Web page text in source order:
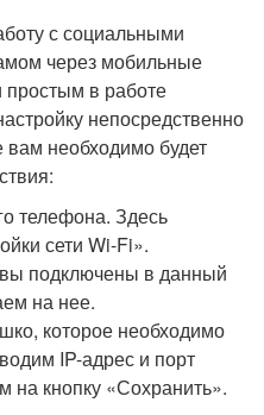
с социальными
через мобильные
в работе
непосредственно
необходимо будет
телефона. Здесь
сети Wi-Fi».
подключены в данный
на нее.
которое необходимо
IP-адрес и порт
на кнопку «Сохранить».